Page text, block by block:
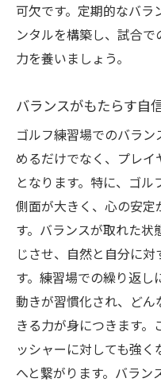
可欠です。定期的なバ
ンタルを構築し、試合
力を養いましょう。
バランスがもたらす自
ゴルフ練習場でのバラ
めるだけでなく、プレ
となります。特に、ゴ
側面が大きく、心の安
す。バランスが取れた
じさせ、自然と自分に
す。練習場での繰り返
動きが習慣化され、ど
きる力が身につきます
ッシャーに対しても強
へと繋がります。バラン